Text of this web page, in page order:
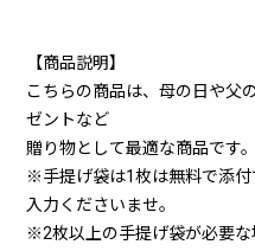
【商品説明】
こちらの商品は、母の日や父
ゼントなど
贈り物として最適な商品です。
※手提げ袋は1枚は無料で添
入力くださいませ。
※2枚以上の手提げ袋が必要